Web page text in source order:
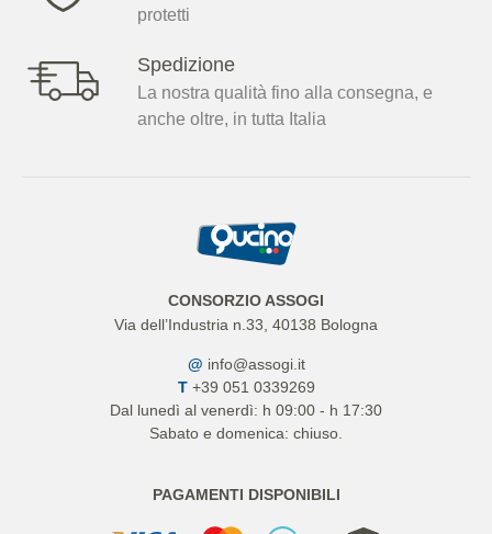
protetti
Spedizione
La nostra qualità fino alla consegna, e
anche oltre, in tutta Italia
CONSORZIO ASSOGI
Via dell’Industria n.33, 40138 Bologna
@ info@assogi.it
T +39 051 0339269
Dal lunedì al venerdì: h 09:00 - h 17:30
Sabato e domenica: chiuso.
PAGAMENTI DISPONIBILI